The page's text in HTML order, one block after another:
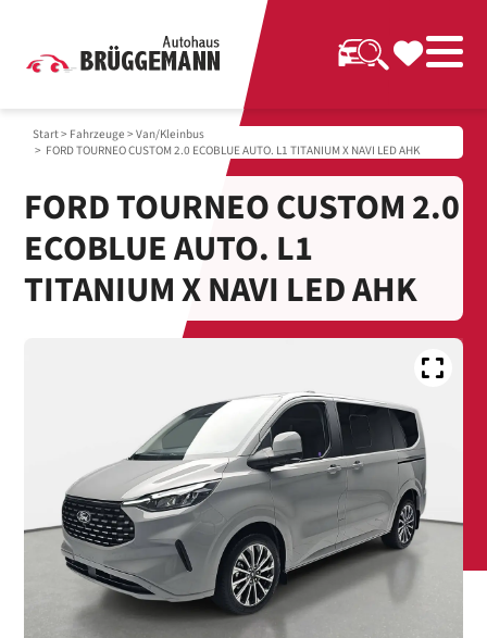
Start> Fahrzeuge >Van/Kleinbus
> FORD TOURNEO CUSTOM 2.0 ECOBLUE AUTO. L1 TITANIUM X NAVI LED AHK
FORD TOURNEO CUSTOM 2.0
ECOBLUE AUTO. L1
TITANIUM X NAVI LED AHK